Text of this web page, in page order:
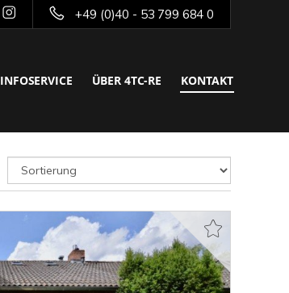
+49 (0)40 - 53 799 684 0
INFOSERVICE ÜBER 4TC-RE KONTAKT